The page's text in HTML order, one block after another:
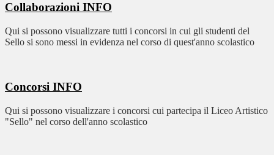
Collaborazioni INFO
Qui si possono visualizzare tutti i concorsi in cui gli studenti del
Sello si sono messi in evidenza nel corso di quest'anno scolastico
Concorsi INFO
Qui si possono visualizzare i concorsi cui partecipa il Liceo Artistico
"Sello" nel corso dell'anno scolastico